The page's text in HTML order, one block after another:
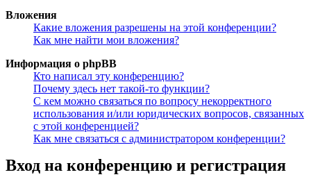
Вложения
Какие вложения разрешены на этой конференции?
Как мне найти мои вложения?
Информация о phpBB
Кто написал эту конференцию?
Почему здесь нет такой-то функции?
С кем можно связаться по вопросу некорректного
использования и/или юридических вопросов, связанных
с этой конференцией?
Как мне связаться с администратором конференции?
Вход на конференцию и регистрация